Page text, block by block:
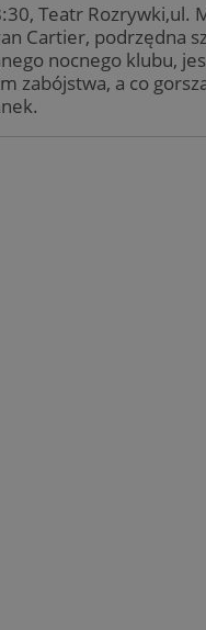
Teatr Rozrywki,ul.
Cartier, podrzędna
nocnego klubu,
zabójstwa, a co